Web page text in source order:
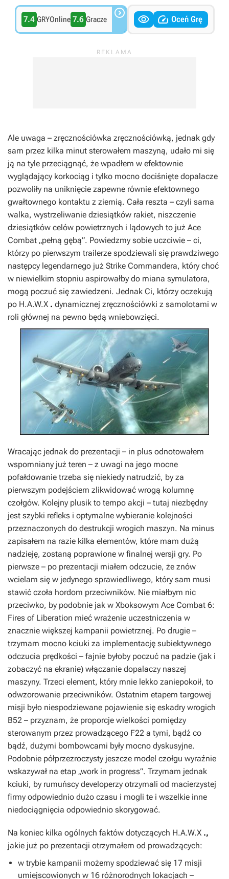
7.4 GRYOnline 7.6 Gracze    Oceń Grę
Ale uwaga – zręcznościówka zręcznościówką, jednak gdy
sam przez kilka minut sterowałem maszyną, udało mi się
ją na tyle przeciągnąć, że wpadłem w efektownie
wyglądający korkociąg i tylko mocno dociśnięte dopalacze
pozwoliły na uniknięcie zapewne równie efektownego
gwałtownego kontaktu z ziemią. Cała reszta – czyli sama
walka, wystrzeliwanie dziesiątków rakiet, niszczenie
dziesiątków celów powietrznych i lądowych to już Ace
Combat „pełną gębą”. Powiedzmy sobie uczciwie – ci,
którzy po pierwszym trailerze spodziewali się prawdziwego
następcy legendarnego już Strike Commandera, który choć
w niewielkim stopniu aspirowałby do miana symulatora,
mogą poczuć się zawiedzeni. Jednak Ci, którzy oczekują
po H.A.W.X . dynamicznej zręcznościówki z samolotami w
roli głównej na pewno będą wniebowzięci.
Wracając jednak do prezentacji – in plus odnotowałem
wspomniany już teren – z uwagi na jego mocne
pofałdowanie trzeba się niekiedy natrudzić, by za
pierwszym podejściem zlikwidować wrogą kolumnę
czołgów. Kolejny plusik to tempo akcji – tutaj niezbędny
jest szybki refleks i optymalne wybieranie kolejności
przeznaczonych do destrukcji wrogich maszyn. Na minus
zapisałem na razie kilka elementów, które mam dużą
nadzieję, zostaną poprawione w finalnej wersji gry. Po
pierwsze – po prezentacji miałem odczucie, że znów
wcielam się w jedynego sprawiedliwego, który sam musi
stawić czoła hordom przeciwników. Nie miałbym nic
przeciwko, by podobnie jak w Xboksowym Ace Combat 6:
Fires of Liberation mieć wrażenie uczestniczenia w
znacznie większej kampanii powietrznej. Po drugie –
trzymam mocno kciuki za implementację subiektywnego
odczucia prędkości – fajnie byłoby poczuć na padzie (jak i
zobaczyć na ekranie) włączanie dopalaczy naszej
maszyny. Trzeci element, który mnie lekko zaniepokoił, to
odwzorowanie przeciwników. Ostatnim etapem targowej
misji było niespodziewane pojawienie się eskadry wrogich
B52 – przyznam, że proporcje wielkości pomiędzy
sterowanym przez prowadzącego F22 a tymi, bądź co
bądź, dużymi bombowcami były mocno dyskusyjne.
Podobnie półprzezroczysty jeszcze model czołgu wyraźnie
wskazywał na etap „work in progress”. Trzymam jednak
kciuki, by rumuńscy developerzy otrzymali od macierzystej
firmy odpowiednio dużo czasu i mogli te i wszelkie inne
niedociągnięcia odpowiednio skorygować.
Na koniec kilka ogólnych faktów dotyczących H.A.W.X .,
jakie już po prezentacji otrzymałem od prowadzących:
w trybie kampanii możemy spodziewać się 17 misji
umiejscowionych w 16 różnorodnych lokacjach –